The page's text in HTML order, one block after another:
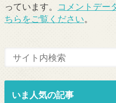
っています。 コメントデー
ちらをご覧ください。
いま人気の記事